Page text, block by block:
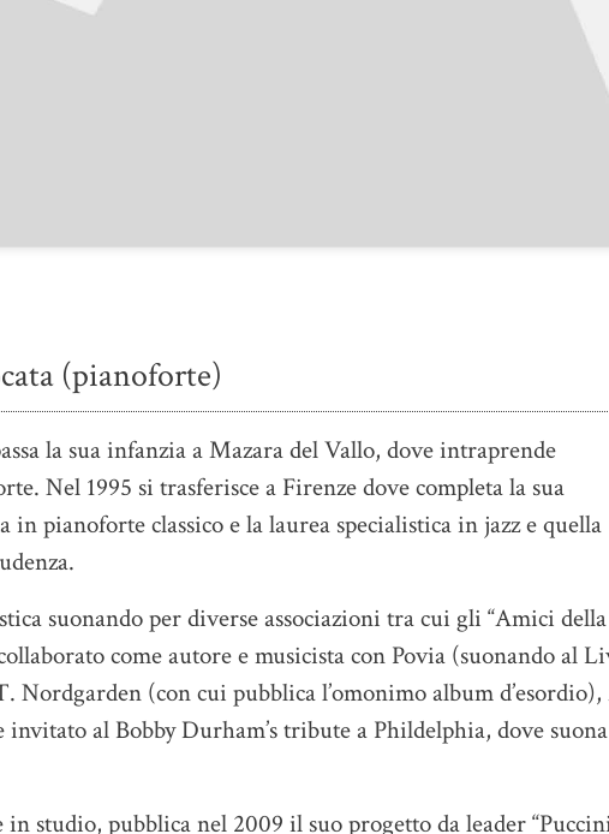
(pianoforte)
la sua infanzia a Mazara del Vallo, dove intraprende
Nel 1995 si trasferisce a Firenze dove completa la sua
pianoforte classico e la laurea specialistica in jazz e quella
suonando per diverse associazioni tra cui gli “Amici della
come autore e musicista con Povia (suonando al
Nordgarden (con cui pubblica l’omonimo album
al Bobby Durham’s tribute a Phildelphia, dove
studio, pubblica nel 2009 il suo progetto da leader